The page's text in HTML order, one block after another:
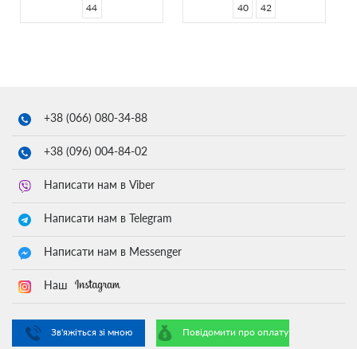
44 40 42
+38 (066) 080-34-88
+38 (096) 004-84-02
Написати нам в Viber
Написати нам в Telegram
Написати нам в Messenger
Наш
Зв'яжіться зі мною Повідомити про оплату